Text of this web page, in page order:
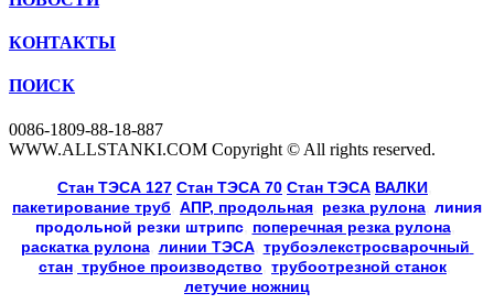
КОНТАКТЫ
ПОИСК
0086-1809-88-18-887
WWW.ALLSTANKI.COM Copyright © All rights reserved.
Cтан ТЭСА 127 Cтан ТЭСА 70 Cтан ТЭСА ВАЛКИ
пакетирование труб АПР, продольная резка рулона линия
продольной резки штрипс, поперечная резка рулона
раскатка рулона, линии ТЭСА, трубоэлекстросварочный
стан трубное производство трубоотрезной станок
летучие ножниц